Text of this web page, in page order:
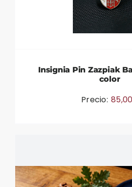
Insignia Pin Zazpiak
color
Precio: 85,00